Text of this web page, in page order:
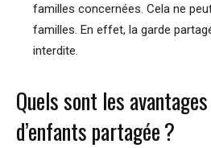
familles concernées. Cela ne
familles. En effet, la garde
interdite.
Quels sont les
d’enfants partagée ?